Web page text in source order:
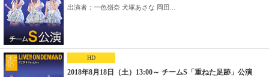
出演者：一色嶺奈 犬塚あさな 岡田...
HD
2018年8月18日（土）13:00～ チームS「重ねた足跡」公演